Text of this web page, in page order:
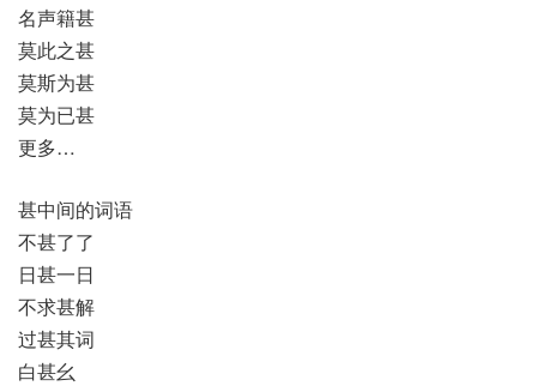
名声籍甚
莫此之甚
莫斯为甚
莫为已甚
更多…
甚中间的词语
不甚了了
日甚一日
不求甚解
过甚其词
白甚幺